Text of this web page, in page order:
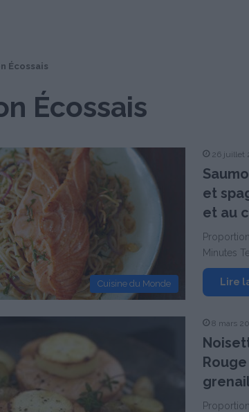
Écossais
Écossais
Cuisine du Monde
26 juillet
et
et au
Minutes
Lire
8 mars